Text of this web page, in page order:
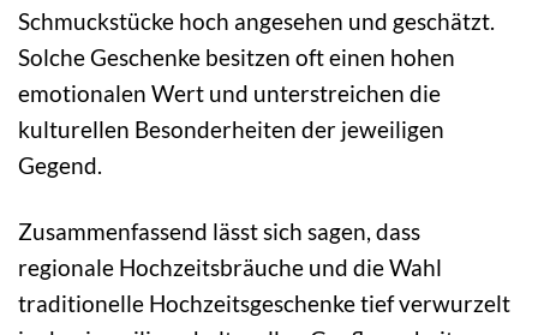
Schmuckstücke hoch angesehen und geschätzt.
Solche Geschenke besitzen oft einen hohen
emotionalen Wert und unterstreichen die
kulturellen Besonderheiten der jeweiligen
Gegend.
Zusammenfassend lässt sich sagen, dass
regionale Hochzeitsbräuche und die Wahl
traditionelle Hochzeitsgeschenke tief verwurzelt